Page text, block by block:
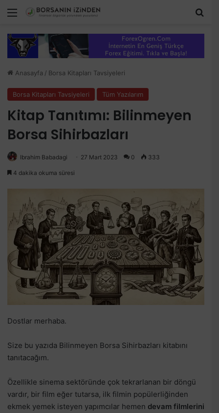
Menü
Anasayfa / Borsa Kitapları Tavsiyeleri
Borsa Kitapları Tavsiyeleri Tüm Yazılarım
Kitap Tanıtımı: Bilinmeyen
Borsa Sihirbazları
Ibrahim Babadagi 27 Mart 2023 0 333
4 dakika okuma süresi
Dostlar merhaba.
Size bu yazıda Bilinmeyen Borsa Sihirbazları kitabını
tanıtacağım.
Özellikle sinema sektöründe çok tekrarlanan bir döngü
vardır, bir film eğer tutarsa, ilk filmin popülerliğinden
ekmek yemek isteyen yapımcılar hemen devam filmlerini